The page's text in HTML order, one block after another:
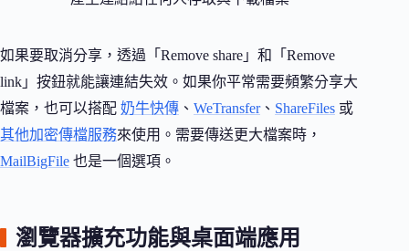
如果要取消分享，透過「Remove share」和「Remove
link」按鈕就能讓連結失效。如果你平常需要頻繁分享大
檔案，也可以搭配 奶牛快傳 、 WeTransfer、 ShareFiles 或
其他加密傳檔服務來使用。需要傳送更大檔案時，
MailBigFile 也是一個選項。
瀏覽器擴充功能與桌面端應用